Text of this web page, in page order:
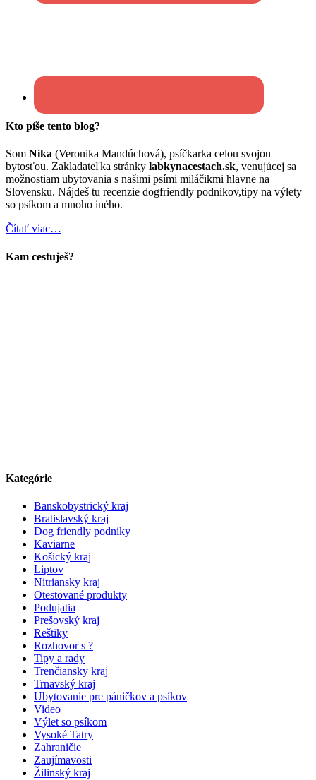
Kto píše tento blog?
Som Nika (Veronika Mandúchová), psíčkarka celou svojou
bytosťou. Zakladateľka stránky labkynacestach.sk, venujúcej sa
možnostiam ubytovania s našimi psími miláčikmi hlavne na
Slovensku. Nájdeš tu recenzie dogfriendly podnikov,tipy na výlety
so psíkom a mnoho iného.
Čítať viac…
Kam cestuješ?
Kategórie
Banskobystrický kraj
Bratislavský kraj
Dog friendly podniky
Kaviarne
Košický kraj
Liptov
Nitriansky kraj
Otestované produkty
Podujatia
Prešovský kraj
Reštiky
Rozhovor s ?
Tipy a rady
Trenčiansky kraj
Trnavský kraj
Ubytovanie pre páničkov a psíkov
Video
Výlet so psíkom
Vysoké Tatry
Zahraničie
Zaujímavosti
Žilinský kraj